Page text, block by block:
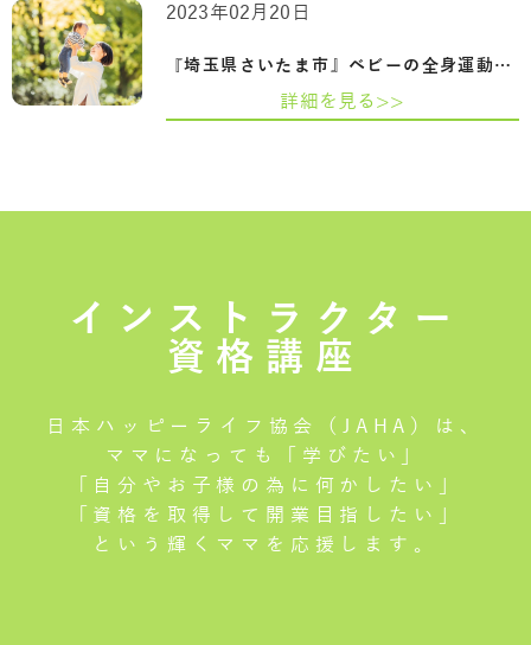
『埼玉県さいたま市』ベビーの全身運動・…
2023年02月20日
詳細を見る>>
インストラクター
資格講座
日本ハッピーライフ協会（JAHA）は、
ママになっても「学びたい」
「自分やお子様の為に何かしたい」
「資格を取得して開業目指したい」
という輝くママを応援します。